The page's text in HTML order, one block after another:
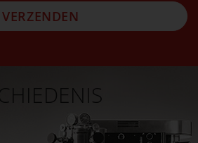
VERZENDEN